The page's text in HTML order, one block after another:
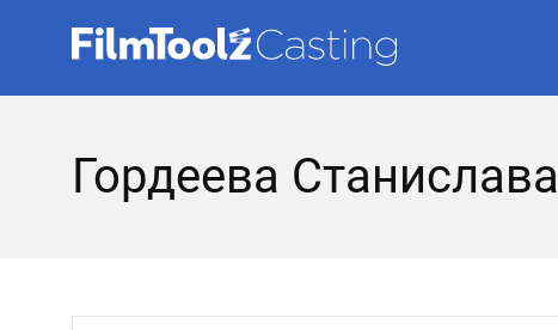
Гордеева Станислава